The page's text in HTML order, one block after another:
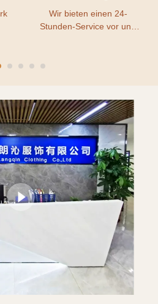
Wir bieten einen 24-
Stunden-Service vor und
Problem geben, werden wir